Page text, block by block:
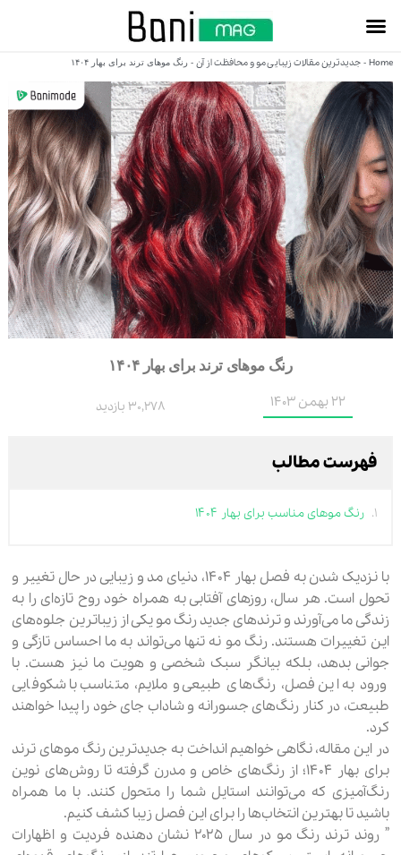
Home
- جدیدترین مقالات زیبایی مو و محافظت از آن- رنگ موهای ترند برای بهار ۱۴۰۴
رنگ موهای ترند برای بهار ۱۴۰۴
22 بهمن 1403 30,278 بازدید
فهرست مطالب
رنگ موهای مناسب برای بهار ۱۴۰۴
با نزدیک شدن به فصل بهار ۱۴۰۴، دنیای مد و زیبایی در حال تغییر و
تحول است. هر سال، روزهای آفتابی به همراه خود روح تازه‌ای را به
زندگی ما می‌آورند و ترندهای جدید رنگ مو یکی از زیباترین جلوه‌های
این تغییرات هستند. رنگ مو نه تنها می‌تواند به ما احساس تازگی و
جوانی بدهد، بلکه بیانگر سبک شخصی و هویت ما نیز هست. با
ورود به این فصل، رنگ‌های طبیعی و ملایم، متناسب با شکوفایی
طبیعت، در کنار رنگ‌های جسورانه و شاداب جای خود را پیدا خواهند
کرد.
در این مقاله، نگاهی خواهیم انداخت به جدیدترین رنگ موهای ترند
برای بهار ۱۴۰۴؛ از رنگ‌های خاص و مدرن گرفته تا روش‌های نوین
رنگ‌آمیزی که می‌توانند استایل شما را متحول کنند. با ما همراه
باشید تا بهترین انتخاب‌ها را برای این فصل زیبا کشف کنیم.
” روند ترند رنگ مو در سال ۲۰۲۵ نشان دهنده فردیت و اظهارات